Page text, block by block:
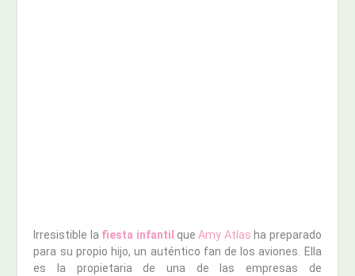
Irresistible la fiesta infantil queAmy Atlas ha preparado
para su propio hijo, un auténtico fan de los aviones. Ella
es la propietaria de una de las empresas de